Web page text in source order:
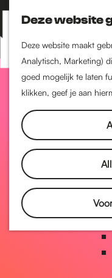
Deze website
Deze website maakt
Analytisch, Marketing)
goed mogelijk te laten
klikken, geef je aan
Z
o
e
k
e
K
a
a
r
t
M
e
n